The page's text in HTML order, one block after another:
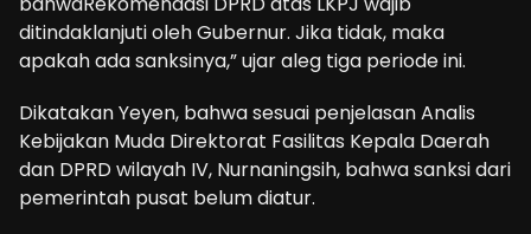
ditindaklanjuti oleh Gubernur. Jika tidak, maka
apakah ada sanksinya,” ujar aleg tiga periode ini.
Dikatakan Yeyen, bahwa sesuai penjelasan Analis
Kebijakan Muda Direktorat Fasilitas Kepala Daerah
dan DPRD wilayah IV, Nurnaningsih, bahwa sanksi dari
pemerintah pusat belum diatur.